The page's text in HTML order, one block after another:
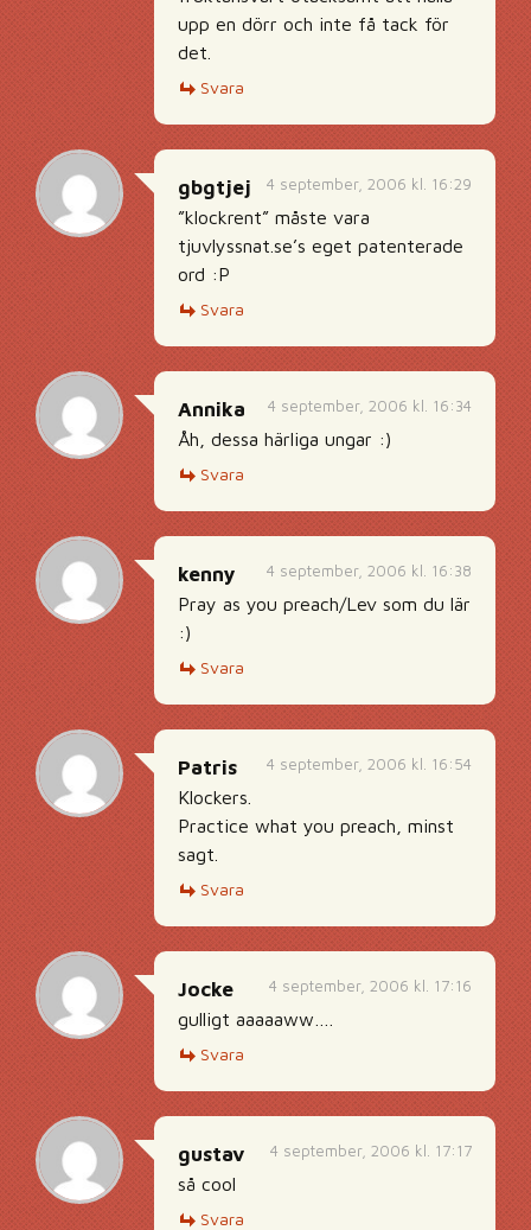
upp en dörr och inte få tack för
det.
Svara
4 september, 2006 kl. 16:29
gbgtjej
”klockrent” måste vara
tjuvlyssnat.se’s eget patenterade
ord :P
Svara
4 september, 2006 kl. 16:34
Annika
Åh, dessa härliga ungar :)
Svara
4 september, 2006 kl. 16:38
kenny
Pray as you preach/Lev som du lär
:)
Svara
4 september, 2006 kl. 16:54
Patris
Klockers.
Practice what you preach, minst
sagt.
Svara
4 september, 2006 kl. 17:16
Jocke
gulligt aaaaaww….
Svara
4 september, 2006 kl. 17:17
gustav
så cool
Svara